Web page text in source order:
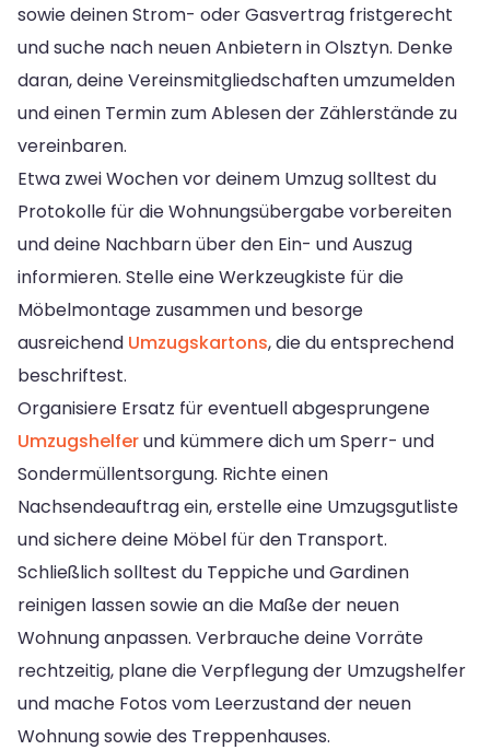
sowie deinen Strom- oder Gasvertrag fristgerecht
und suche nach neuen Anbietern in Olsztyn. Denke
daran, deine Vereinsmitgliedschaften umzumelden
und einen Termin zum Ablesen der Zählerstände zu
vereinbaren.
Etwa zwei Wochen vor deinem Umzug solltest du
Protokolle für die Wohnungsübergabe vorbereiten
und deine Nachbarn über den Ein- und Auszug
informieren. Stelle eine Werkzeugkiste für die
Möbelmontage zusammen und besorge
ausreichend Umzugskartons, die du entsprechend
beschriftest.
Organisiere Ersatz für eventuell abgesprungene
Umzugshelferund kümmere dich um Sperr- und
Sondermüllentsorgung. Richte einen
Nachsendeauftrag ein, erstelle eine Umzugsgutliste
und sichere deine Möbel für den Transport.
Schließlich solltest du Teppiche und Gardinen
reinigen lassen sowie an die Maße der neuen
Wohnung anpassen. Verbrauche deine Vorräte
rechtzeitig, plane die Verpflegung der Umzugshelfer
und mache Fotos vom Leerzustand der neuen
Wohnung sowie des Treppenhauses.